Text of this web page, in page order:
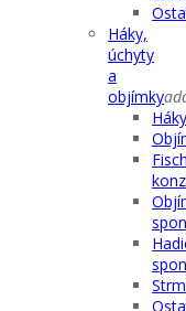
Háky,
úchyty
a
objímky
Háky